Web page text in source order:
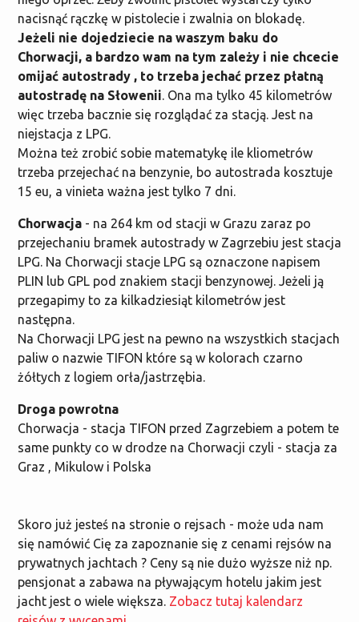
nacisnąć rączkę w pistolecie i zwalnia on blokadę.
Jeżeli nie dojedziecie na waszym baku do
Chorwacji, a bardzo wam na tym zależy i nie chcecie
omijać autostrady , to trzeba jechać przez płatną
autostradę na Słowenii . Ona ma tylko 45 kilometrów
więc trzeba bacznie się rozglądać za stacją. Jest na
niejstacja z LPG.
Można też zrobić sobie matematykę ile kliometrów
trzeba przejechać na benzynie, bo autostrada kosztuje
15 eu, a vinieta ważna jest tylko 7 dni.
Chorwacja - na 264 km od stacji w Grazu zaraz po
przejechaniu bramek autostrady w Zagrzebiu jest stacja
LPG. Na Chorwacji stacje LPG są oznaczone napisem
PLIN lub GPL pod znakiem stacji benzynowej. Jeżeli ją
przegapimy to za kilkadziesiąt kilometrów jest
następna.
Na Chorwacji LPG jest na pewno na wszystkich stacjach
paliw o nazwie TIFON które są w kolorach czarno
żółtych z logiem orła/jastrzębia.
Droga powrotna
Chorwacja - stacja TIFON przed Zagrzebiem a potem te
same punkty co w drodze na Chorwacji czyli - stacja za
Graz , Mikulow i Polska
Skoro już jesteś na stronie o rejsach - może uda nam
się namówić Cię za zapoznanie się z cenami rejsów na
prywatnych jachtach ? Ceny są nie dużo wyższe niż np.
pensjonat a zabawa na pływającym hotelu jakim jest
jacht jest o wiele większa. Zobacz tutaj kalendarz